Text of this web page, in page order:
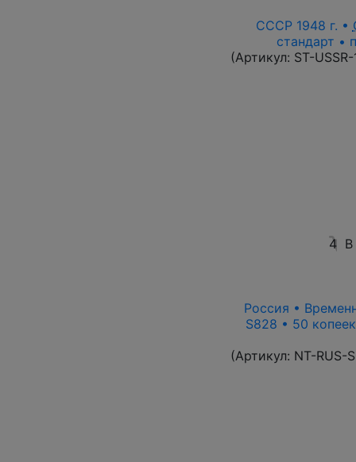
СССР 1948 г. •
стандарт •
(Артикул: ST-
4
Россия •
S828 • 50
(Артикул: NT-RUS-